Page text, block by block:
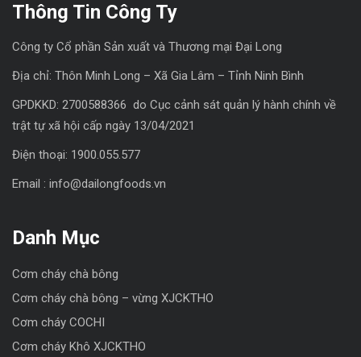
Thông Tin Công Ty
Công ty Cổ phần Sản xuất và Thương mại Đại Long
Địa chỉ: Thôn Minh Long – Xã Gia Lâm – Tỉnh Ninh Bình
GPDKKD: 2700588366 do Cục cảnh sát quản lý hành chính về
trật tự xã hội cấp ngày 13/04/2021
Điện thoại: 1900.055.577
Email : info@dailongfoods.vn
Danh Mục
Cơm cháy chà bông
Cơm cháy chà bông – vừng XJCKTHO
Cơm cháy COCHI
Cơm cháy Khô XJCKTHO